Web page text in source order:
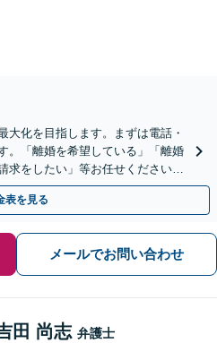
大化を目指します。まずは電話・
。「離婚を希望している」「離婚
をしたい」等お任せください。
表を見る
メールでお問い合わせ
田 尚志 弁護士